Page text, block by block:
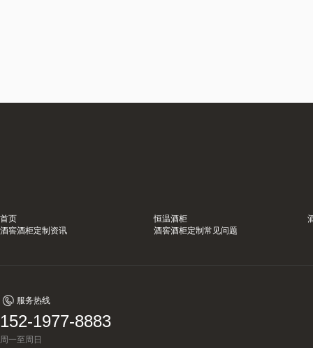
首页 恒温酒柜
酒窖酒柜定制资讯
酒窖酒柜定制常见问题
服务热线
152-1977-8883
周一至周日